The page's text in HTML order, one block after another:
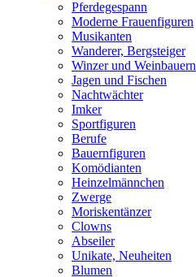
Pferdegespann
Moderne Frauenfiguren
Musikanten
Wanderer, Bergsteiger
Winzer und Weinbauern
Jagen und Fischen
Nachtwächter
Imker
Sportfiguren
Berufe
Bauernfiguren
Komödianten
Heinzelmännchen
Zwerge
Moriskentänzer
Clowns
Abseiler
Unikate, Neuheiten
Blumen